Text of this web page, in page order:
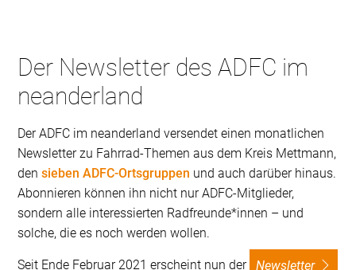
Der Newsletter des ADFC im
neanderland
Der ADFC im neanderland versendet einen monatlichen
Newsletter zu Fahrrad-Themen aus dem Kreis Mettmann,
densieben ADFC-Ortsgruppen und auch darüber hinaus.
Abonnieren können ihn nicht nur ADFC-Mitglieder,
sondern alle interessierten Radfreunde*innen – und
solche, die es noch werden wollen.
Seit Ende Februar 2021 erscheint nun der Newsletter